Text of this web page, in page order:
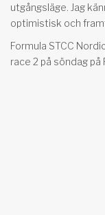
utgångsläge. Jag
optimistisk och
Formula STCC
race 2 på söndag på